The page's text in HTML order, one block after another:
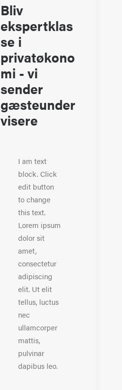
Bliv
ekspertklas
se i
privatøkono
mi - vi
sender
gæsteunder
visere
I am text
block. Click
edit button
to change
this text.
Lorem ipsum
dolor sit
amet,
consectetur
adipiscing
elit. Ut elit
tellus, luctus
nec
ullamcorper
mattis,
pulvinar
dapibus leo.